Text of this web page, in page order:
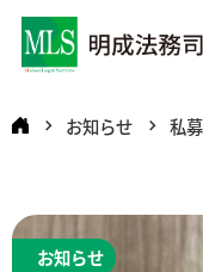
お知らせ 私
お知らせ